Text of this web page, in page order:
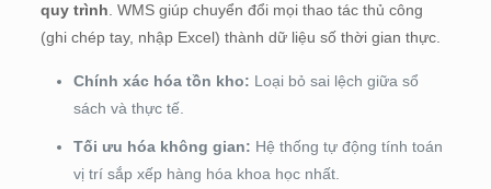
quy trình . WMS giúp chuyển đổi mọi thao tác thủ công
(ghi chép tay, nhập Excel) thành dữ liệu số thời gian thực.
Chính xác hóa tồn kho: Loại bỏ sai lệch giữa sổ
sách và thực tế.
Tối ưu hóa không gian: Hệ thống tự động tính toán
vị trí sắp xếp hàng hóa khoa học nhất.